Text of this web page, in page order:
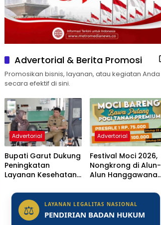
Advertorial & Berita Promosi
Promosikan bisnis, layanan, atau kegiatan Anda
secara efektif di sini.
Advertorial
Bupati Garut Dukung
Peningkatan
Layanan Kesehatan,
Rotinsulu
Ditargetkan Naik
Status Jadi Rumah
Advertorial
Festival Moci 2026,
Nongkrong di Alun-
Alun Hanggawana
Bareng”
⚖ LAYANAN LEGALITAS NASIONAL
PENDIRIAN BADAN HUKUM